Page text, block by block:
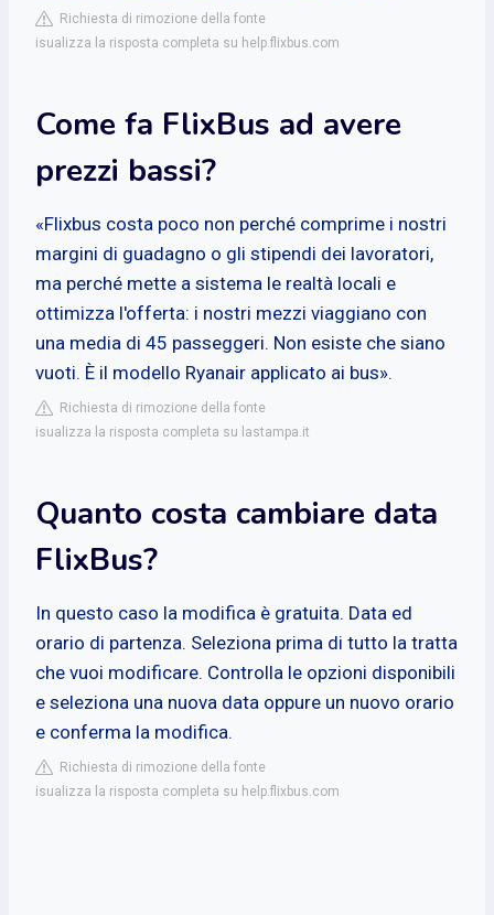
Richiesta di rimozione della fonte
isualizza la risposta completa su help.flixbus.com
Come fa FlixBus ad avere
prezzi bassi?
«Flixbus costa poco non perché comprime i nostri
margini di guadagno o gli stipendi dei lavoratori,
ma perché mette a sistema le realtà locali e
ottimizza l'offerta: i nostri mezzi viaggiano con
una media di 45 passeggeri. Non esiste che siano
vuoti. È il modello Ryanair applicato ai bus».
Richiesta di rimozione della fonte
isualizza la risposta completa su lastampa.it
Quanto costa cambiare data
FlixBus?
In questo caso la modifica è gratuita. Data ed
orario di partenza. Seleziona prima di tutto la tratta
che vuoi modificare. Controlla le opzioni disponibili
e seleziona una nuova data oppure un nuovo orario
e conferma la modifica.
Richiesta di rimozione della fonte
isualizza la risposta completa su help.flixbus.com